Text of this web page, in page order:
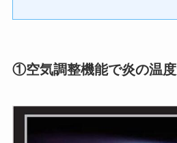
①空気調整機能で炎の温